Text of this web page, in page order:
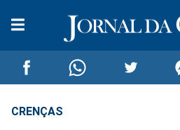
CompartilharCompartilhar
CRENÇAS